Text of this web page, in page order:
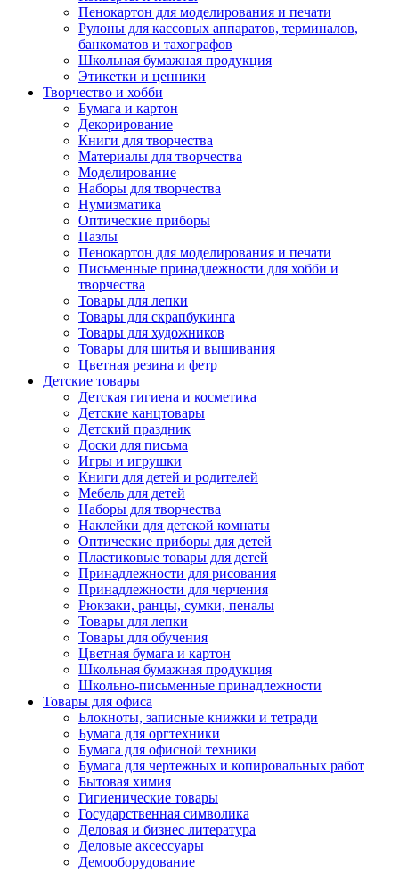
Пенокартон для моделирования и печати
Рулоны для кассовых аппаратов, терминалов,
банкоматов и тахографов
Школьная бумажная продукция
Этикетки и ценники
Творчество и хобби
Бумага и картон
Декорирование
Книги для творчества
Материалы для творчества
Моделирование
Наборы для творчества
Нумизматика
Оптические приборы
Пазлы
Пенокартон для моделирования и печати
Письменные принадлежности для хобби и
творчества
Товары для лепки
Товары для скрапбукинга
Товары для художников
Товары для шитья и вышивания
Цветная резина и фетр
Детские товары
Детская гигиена и косметика
Детские канцтовары
Детский праздник
Доски для письма
Игры и игрушки
Книги для детей и родителей
Мебель для детей
Наборы для творчества
Наклейки для детской комнаты
Оптические приборы для детей
Пластиковые товары для детей
Принадлежности для рисования
Принадлежности для черчения
Рюкзаки, ранцы, сумки, пеналы
Товары для лепки
Товары для обучения
Цветная бумага и картон
Школьная бумажная продукция
Школьно-письменные принадлежности
Товары для офиса
Блокноты, записные книжки и тетради
Бумага для оргтехники
Бумага для офисной техники
Бумага для чертежных и копировальных работ
Бытовая химия
Гигиенические товары
Государственная символика
Деловая и бизнес литература
Деловые аксессуары
Демооборудование